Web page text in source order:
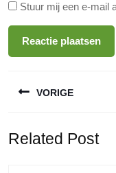
Stuur mij een e-mail
VORIGE
bericht:
Related Post